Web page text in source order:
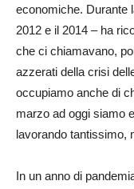
economiche. Durante
2012 e il 2014 – ha
che ci chiamavano,
azzerati della crisi
occupiamo anche di
marzo ad oggi siamo
lavorando tantissimo,
In un anno di